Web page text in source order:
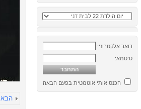
דואר אלקטרוני:
סיסמא:
הכנס אותי אוטמטית בפעם הבאה
הבא